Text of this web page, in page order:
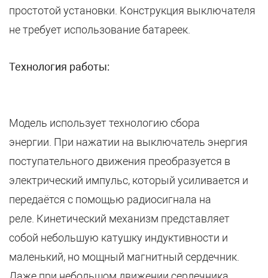
простотой установки. Конструкция выключателя
не требует использование батареек.
Технология работы:
Модель использует технологию сбора
энергии. При нажатии на выключатель энергия
поступательного движения преобразуется в
электрический импульс, который усиливается и
передаётся с помощью радиосигнала на
реле. Кинетический механизм представляет
собой небольшую катушку индуктивности и
маленький, но мощный магнитный сердечник.